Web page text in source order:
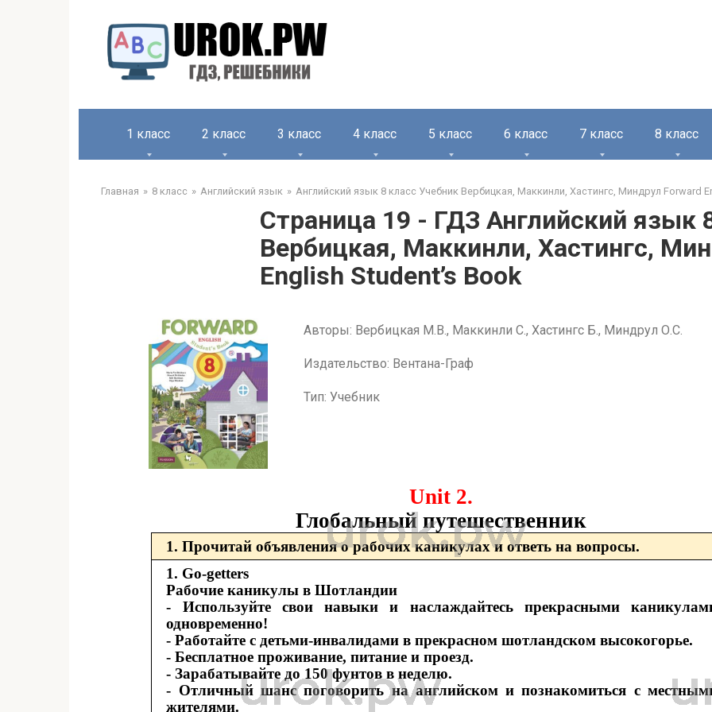
1 класс 2 класс 3 класс 4 класс 5 класс 6 класс 7 класс 8 класс
Главная 8 класс Английский язык Английский язык 8 класс Учебник Вербицкая, Маккинли, Хастингс, Миндрул Forward
Страница 19 - ГДЗ Английский язык
Вербицкая, Маккинли, Хастингс,
English Student’s Book
Авторы: Вербицкая М.В., Маккинли С., Хастингс Б., Миндрул О.С.
Издательство: Вентана-Граф
Тип: Учебник
Unit 2.
Глобальный путешественник
1. Прочитай объявления о рабочих каникулах и ответь на вопросы.
1. Go-getters
Рабочие каникулы в Шотландии
- Используйте свои навыки и наслаждайтесь прекрасными
одновременно!
- Работайте с детьми-инвалидами в прекрасном шотландском высокогорье.
- Бесплатное проживание, питание и проезд.
- Зарабатывайте до 150 фунтов в неделю.
- Отличный шанс поговорить на английском и познакомиться с
жителями.